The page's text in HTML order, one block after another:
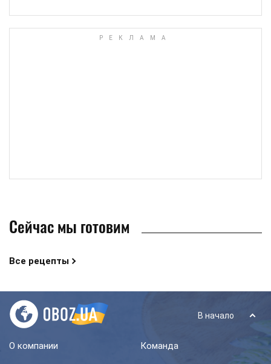
Сейчас мы готовим
Все рецепты
В начало
О компании Команда